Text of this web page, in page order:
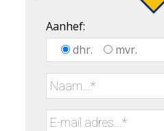
Aanhef:
dhr.
mvr.